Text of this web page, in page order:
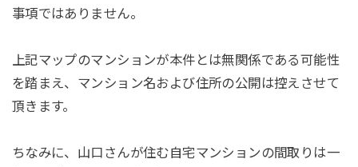
事項ではありません。
上記マップのマンションが本件とは無関係である可能性
を踏まえ、マンション名および住所の公開は控えさせて
頂きます。
ちなみに、山口さんが住む自宅マンションの間取りは一